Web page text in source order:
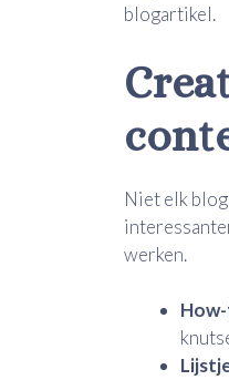
blogartikel.
Niet elk
werken.